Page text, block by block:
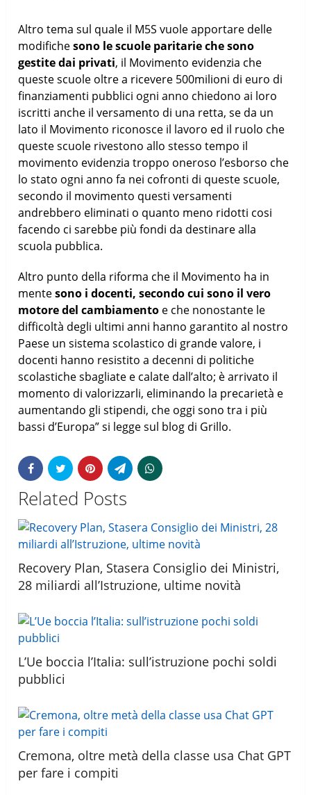
Altro tema sul quale il M5S vuole apportare delle
modifichesono le scuole paritarie che sono
gestite dai privati, il Movimento evidenzia che
queste scuole oltre a ricevere 500milioni di euro di
finanziamenti pubblici ogni anno chiedono ai loro
iscritti anche il versamento di una retta, se da un
lato il Movimento riconosce il lavoro ed il ruolo che
queste scuole rivestono allo stesso tempo il
movimento evidenzia troppo oneroso l’esborso che
lo stato ogni anno fa nei cofronti di queste scuole,
secondo il movimento questi versamenti
andrebbero eliminati o quanto meno ridotti cosi
facendo ci sarebbe più fondi da destinare alla
scuola pubblica.
Altro punto della riforma che il Movimento ha in
mentesono i docenti, secondo cui sono il vero
motore del cambiamento e che nonostante le
difficoltà degli ultimi anni hanno garantito al nostro
Paese un sistema scolastico di grande valore, i
docenti hanno resistito a decenni di politiche
scolastiche sbagliate e calate dall’alto; è arrivato il
momento di valorizzarli, eliminando la precarietà e
aumentando gli stipendi, che oggi sono tra i più
bassi d’Europa” si legge sul blog di Grillo.
Related Posts
Recovery Plan, Stasera Consiglio dei Ministri,
28 miliardi all’Istruzione, ultime novità
L’Ue boccia l’Italia: sull’istruzione pochi soldi
pubblici
Cremona, oltre metà della classe usa Chat GPT
per fare i compiti